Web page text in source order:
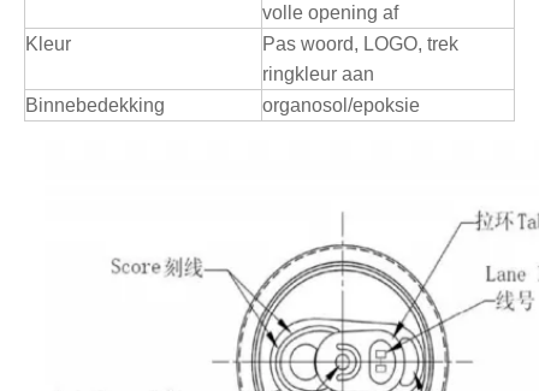
volle opening af
Kleur
Pas woord, LOGO, trek
ringkleur aan
Binnebedekking
organosol/epoksie